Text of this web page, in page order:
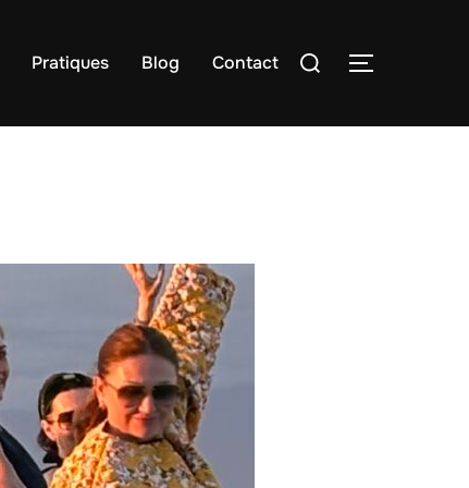
Pratiques Blog Contact
Rechercher :